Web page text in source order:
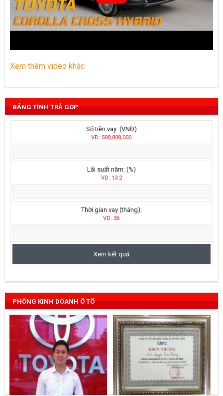
Xem thêm video khác
BẢNG TÍNH TRẢ GÓP
Số tiền vay: (VNĐ)
VD: 500,000,000
Lãi suất năm: (%)
VD: 13.2
Thời gian vay (tháng):
VD: 36
PHÒNG KINH DOANH Ô TÔ